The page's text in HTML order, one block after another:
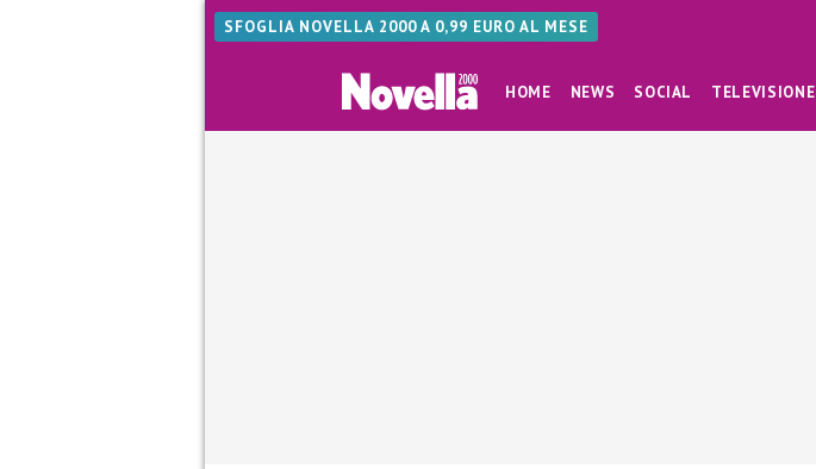
SFOGLIA NOVELLA 2000 A 0,99 EURO AL MESE
HOME NEWS SOCIAL TELEVISIONE